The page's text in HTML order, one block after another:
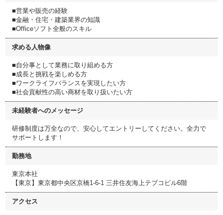
■営業や販売の経験
■金融・住宅・建築業界の知識
■Officeソフト全般のスキル
求める人物像
■自分事として業務に取り組める方
■成長と挑戦を楽しめる方
■ワークライフバランスを実現したい方
■社会貢献性の高い商材を取り扱いたい方
未経験者へのメッセージ
研修制度は万全なので、安心してエントリーしてください。全力で
サポートします！
勤務地
東京本社
【東京】東京都中央区京橋1-6-1 三井住友海上テプコビル6階
アクセス